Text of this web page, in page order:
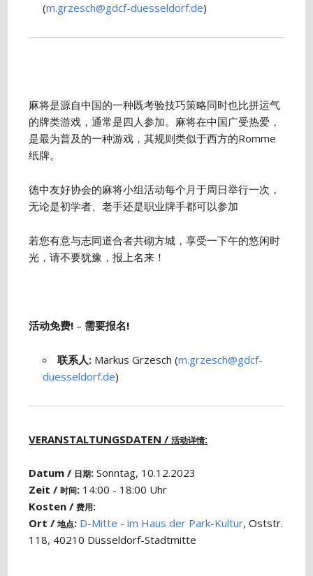
(m.grzesch@gdcf-duesseldorf.de)
麻将是源自中国的一种既考验技巧策略同时也比拼运气
的牌类游戏，通常是四人参加。麻将在中国广受热爱，
是最为普及的一种游戏，其规则类似于西方的Romme
纸牌。
德中友好协会的麻将小组活动每个月于周日举行一次，
无论是初学者、老手还是职业牌手都可以参加
若您有意与志同道合者共砌方城，享受一下午的悠闲时
光，请不要犹豫，报上名来！
活动免费! – 需要报名!
联系人: Markus Grzesch (m.grzesch@gdcf-
duesseldorf.de)
VERANSTALTUNGSDATEN /活动详情:
Datum / 日期: Sonntag, 10.12.2023
Zeit /时间: 14:00 - 18:00 Uhr
Kosten /费用:
Ort /地点: D-Mitte - im Haus der Park-Kultur, Oststr.
118, 40210 Düsseldorf-Stadtmitte